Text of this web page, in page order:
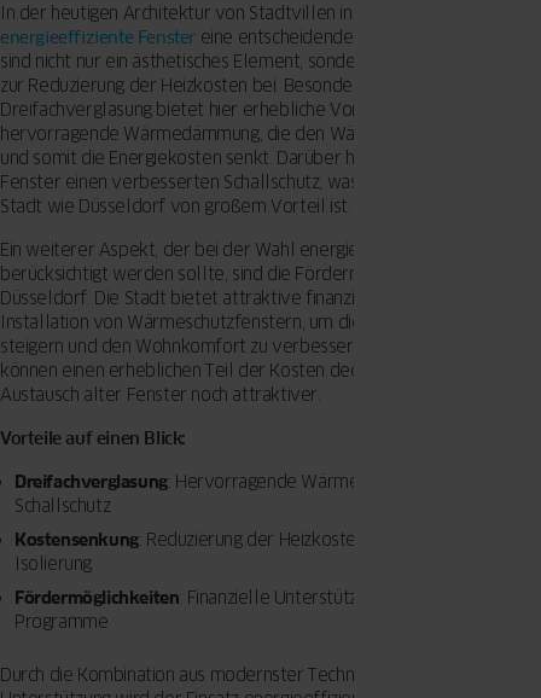
In der heutigen Architektur von Stadtvillen in Düsseldorf spielen
energieeffiziente Fenster eine entscheidende Rolle. Diese Fenster
sind nicht nur ein ästhetisches Element, sondern tragen maßgeblich
zur Reduzierung der Heizkosten bei. Besonders die
Dreifachverglasung bietet hier erhebliche Vorteile. Sie sorgt für eine
hervorragende Wärmedämmung, die den Wärmeverlust minimiert
und somit die Energiekosten senkt. Darüber hinaus bieten solche
Fenster einen verbesserten Schallschutz, was in einer lebhaften
Stadt wie Düsseldorf von großem Vorteil ist.
Ein weiterer Aspekt, der bei der Wahl energieeffizienter Fenster
berücksichtigt werden sollte, sind die Fördermöglichkeiten in
Düsseldorf. Die Stadt bietet attraktive finanzielle Zuschüsse für die
Installation von Wärmeschutzfenstern, um die Energieeffizienz zu
steigern und den Wohnkomfort zu verbessern. Diese Förderungen
können einen erheblichen Teil der Kosten decken und machen den
Austausch alter Fenster noch attraktiver.
Vorteile auf einen Blick:
Dreifachverglasung: Hervorragende Wärmedämmung und
Schallschutz
Kostensenkung: Reduzierung der Heizkosten durch bessere
Isolierung
Fördermöglichkeiten: Finanzielle Unterstützung durch städtische
Programme
Durch die Kombination aus modernster Technologie und finanzieller